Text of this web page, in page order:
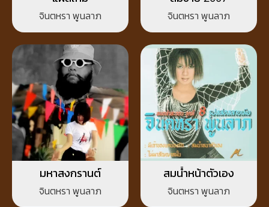
จินตหรา พูนลาภ จินตหรา พูนลาภ
มหาสงกรานต์
จินตหรา พูนลาภ
สมน้ำหน้าตัวเอง
จินตหรา พูนลาภ